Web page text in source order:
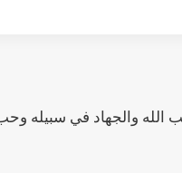
الله والجهاد في سبيله